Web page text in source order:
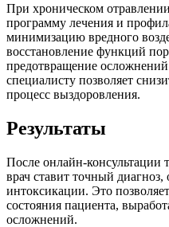
При хроническом
программу лечения и
минимизацию вредного
восстановление функций
предотвращение
специалисту позволяет
процесс выздоровления.
Результаты
После онлайн-консультации
врач ставит точный диагноз,
интоксикации. Это
состояния пациента,
осложнений.